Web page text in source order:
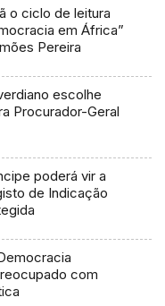
o ciclo de leitura
em África”
Pereira
escolhe
Procurador-Geral
poderá vir a
de Indicação
com